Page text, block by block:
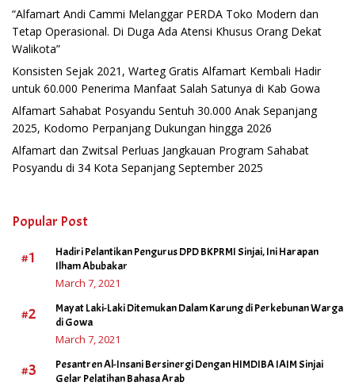
“Alfamart Andi Cammi Melanggar PERDA Toko Modern dan
Tetap Operasional. Di Duga Ada Atensi Khusus Orang Dekat
Walikota”
Konsisten Sejak 2021, Warteg Gratis Alfamart Kembali Hadir
untuk 60.000 Penerima Manfaat Salah Satunya di Kab Gowa
Alfamart Sahabat Posyandu Sentuh 30.000 Anak Sepanjang
2025, Kodomo Perpanjang Dukungan hingga 2026
Alfamart dan Zwitsal Perluas Jangkauan Program Sahabat
Posyandu di 34 Kota Sepanjang September 2025
Popular Post
#1
Hadiri Pelantikan Pengurus DPD BKPRMI Sinjai, Ini Harapan
Ilham Abubakar
March 7, 2021
#2
Mayat Laki-Laki Ditemukan Dalam Karung di Perkebunan Warga
di Gowa
March 7, 2021
#3
Pesantren Al-Insani Bersinergi Dengan HIMDIBA IAIM Sinjai
Gelar Pelatihan Bahasa Arab